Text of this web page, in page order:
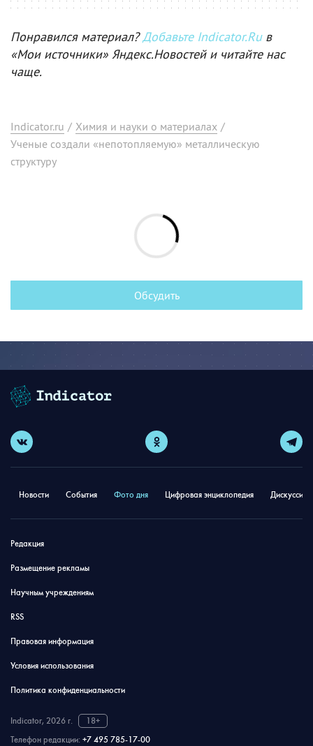
Понравился материал?Добавьте Indicator.Ruв
«Мои источники» Яндекс.Новостей и читайте нас
чаще.
Indicator.ru / Химия и науки о материалах /
Ученые создали «непотопляемую» металлическую
структуру
Обсудить
Новости События Фото дня Цифровая энциклопедия
Редакция
Размещение рекламы
Научным учреждениям
RSS
Правовая информация
Условия использования
Политика конфиденциальности
Indicator, 2026 г.
18+
Телефон редакции: +7 495 785-17-00